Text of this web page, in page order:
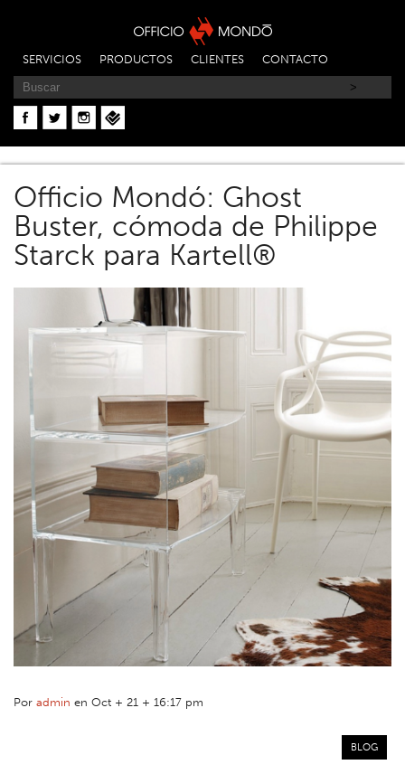
SERVICIOS PRODUCTOS CLIENTES CONTACTO
Officio Mondó: Ghost
Buster, cómoda de Philippe
Starck para Kartell®
Por admin en Oct + 21 + 16:17 pm
BLOG